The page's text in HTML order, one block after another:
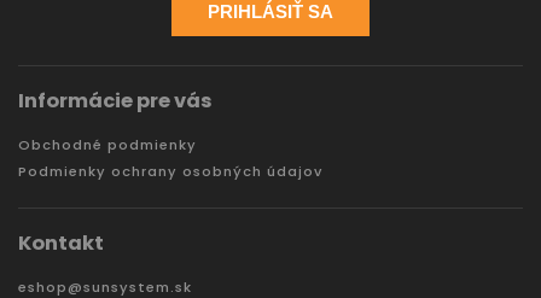
PRIHLÁSIŤ SA
Informácie pre vás
Obchodné podmienky
Podmienky ochrany osobných údajov
Kontakt
eshop@sunsystem.sk